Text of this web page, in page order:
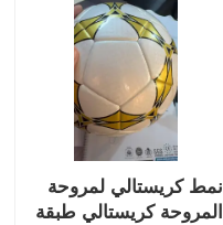
نمط كريستالي لمروحة
المروحة كريستالي طبقة